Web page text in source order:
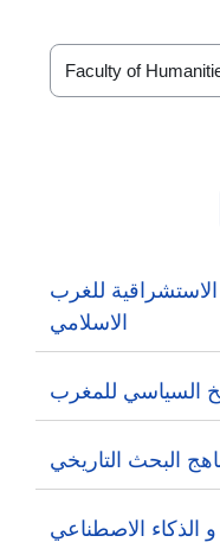
Course categories
للغرب
الاسلامي
السياسي للمغرب
البحث التاريخي
و الذكاء الاصطناعي